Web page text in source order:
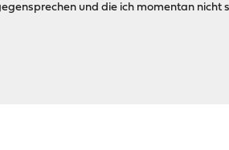
und die ich momentan nicht